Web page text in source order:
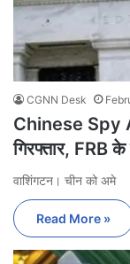
CGNN Desk
Chinese Spy
गिरफ्तार, FRB
वाशिंगटन। चीन को अमे
Read More »